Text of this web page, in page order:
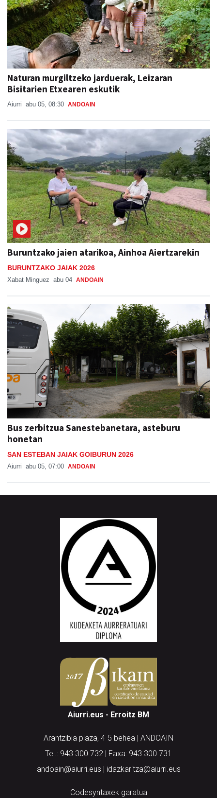
Naturan murgiltzeko jarduerak, Leizaran
Bisitarien Etxearen eskutik
Aiurri abu 05, 08:30 ANDOAIN
Buruntzako jaien atarikoa, Ainhoa Aiertzarekin
abu 04
Bus zerbitzua Sanestebanetara, asteburu
honetan
SAN ESTEBAN JAIAK GOIBURUN 2026
Aiurri.eus - Erroitz BM
Arantzibia plaza, 4-5 behea | ANDOAIN
Codesyntaxek garatua